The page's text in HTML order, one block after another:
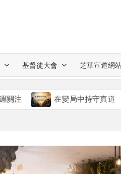
基督徒大會 芝華宣道網
在變局中持守真道